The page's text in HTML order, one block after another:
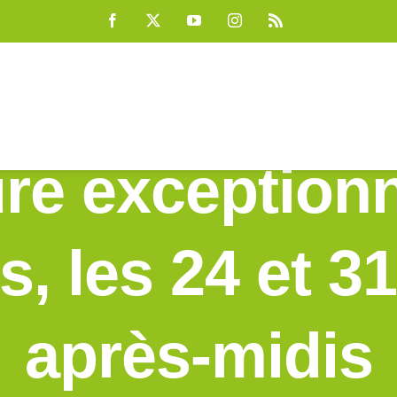
Facebook YouTubeInstagram
les 24 et
après-midis